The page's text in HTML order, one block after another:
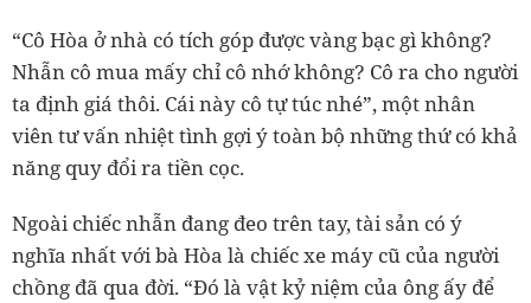
“Cô Hòa ở nhà có tích góp được vàng bạc gì không?
Nhẫn cô mua mấy chỉ cô nhớ không? Cô ra cho người
ta định giá thôi. Cái này cô tự túc nhé”, một nhân
viên tư vấn nhiệt tình gợi ý toàn bộ những thứ có khả
năng quy đổi ra tiền cọc.
Ngoài chiếc nhẫn đang đeo trên tay, tài sản có ý
nghĩa nhất với bà Hòa là chiếc xe máy cũ của người
chồng đã qua đời. “Đó là vật kỷ niệm của ông ấy để